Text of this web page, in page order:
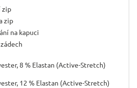
zip
zip
na kapuci
8 % Elastan (Active-Stretch)
12 % Elastan (Active-Stretch)